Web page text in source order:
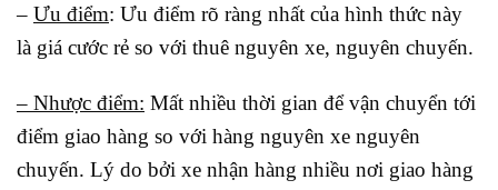
– Ưu điểm: Ưu điểm rõ ràng nhất của hình thức này
là giá cước rẻ so với thuê nguyên xe, nguyên chuyến.
– Nhược điểm: Mất nhiều thời gian để vận chuyển tới
điểm giao hàng so với hàng nguyên xe nguyên
chuyến. Lý do bởi xe nhận hàng nhiều nơi giao hàng